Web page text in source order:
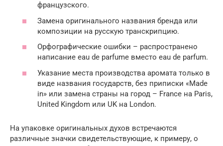
французского.
Замена оригинального названия бренда или
композиции на русскую транскрипцию.
Орфографические ошибки – распространено
написание eau de parfume вместо eau de parfum.
Указание места производства аромата только в
виде названия государств, без приписки «Made
in» или замена страны на город – France на Paris,
United Kingdom или UK на London.
На упаковке оригинальных духов встречаются
различные значки свидетельствующие, к примеру, о